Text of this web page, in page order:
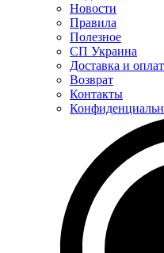
Новости
Правила
Полезное
СП Украина
Доставка и
Возврат
Контакты